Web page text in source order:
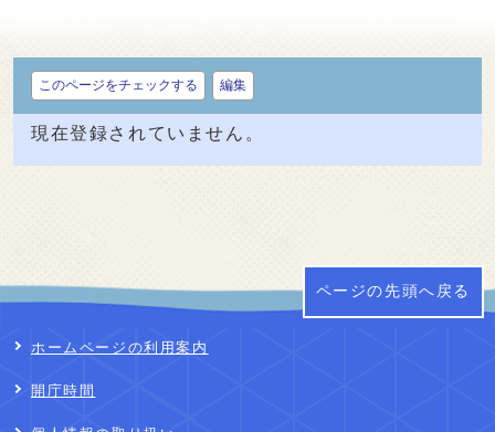
このページをチェックする 編集
現在登録されていません。
ページの先頭へ戻る
ホームページの利用案内
開庁時間